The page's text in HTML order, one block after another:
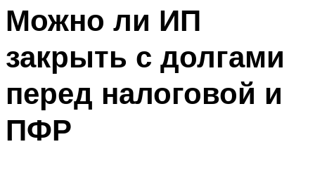
Можно ли ИП
закрыть с долгами
перед налоговой и
ПФР